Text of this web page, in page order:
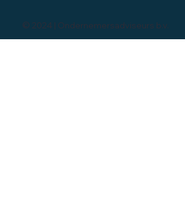
© 2024 | Ondernemersadviseurs b.v.